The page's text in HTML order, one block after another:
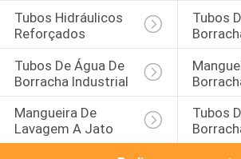
Tubos Hidráulicos
Reforçados
Tubos
Tubos De Água De
Borracha Industrial
Mangueira De
Lavagem A Jato
Tubos